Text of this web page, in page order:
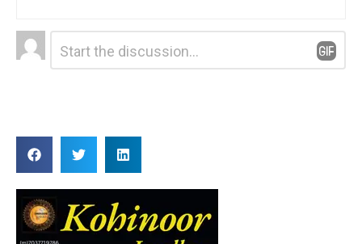
Leave
a
Comment